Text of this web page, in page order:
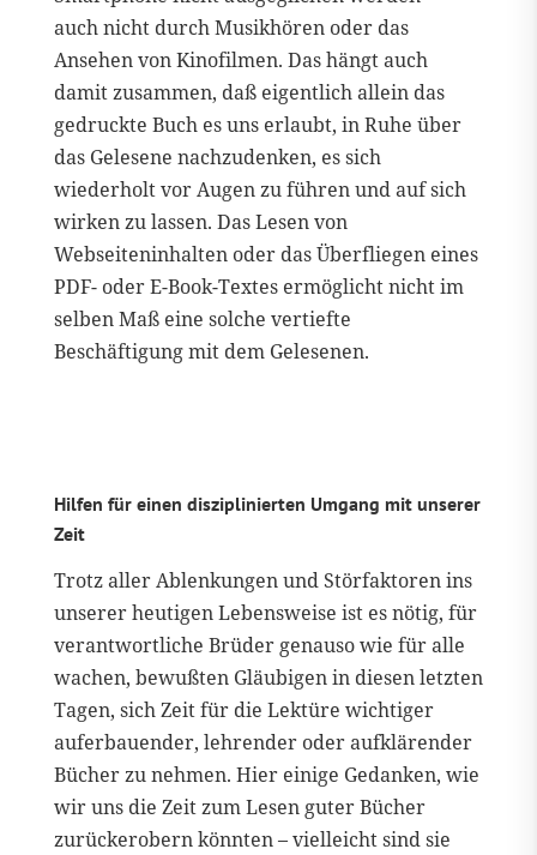
auch nicht durch Musikhören oder das
Ansehen von Kinofilmen. Das hängt auch
damit zusammen, daß eigentlich allein das
gedruckte Buch es uns erlaubt, in Ruhe über
das Gelesene nachzudenken, es sich
wiederholt vor Augen zu führen und auf sich
wirken zu lassen. Das Lesen von
Webseiteninhalten oder das Überfliegen eines
PDF- oder E-Book-Textes ermöglicht nicht im
selben Maß eine solche vertiefte
Beschäftigung mit dem Gelesenen.
Hilfen für einen disziplinierten Umgang mit unserer
Zeit
Trotz aller Ablenkungen und Störfaktoren ins
unserer heutigen Lebensweise ist es nötig, für
verantwortliche Brüder genauso wie für alle
wachen, bewußten Gläubigen in diesen letzten
Tagen, sich Zeit für die Lektüre wichtiger
auferbauender, lehrender oder aufklärender
Bücher zu nehmen. Hier einige Gedanken, wie
wir uns die Zeit zum Lesen guter Bücher
zurückerobern könnten – vielleicht sind sie